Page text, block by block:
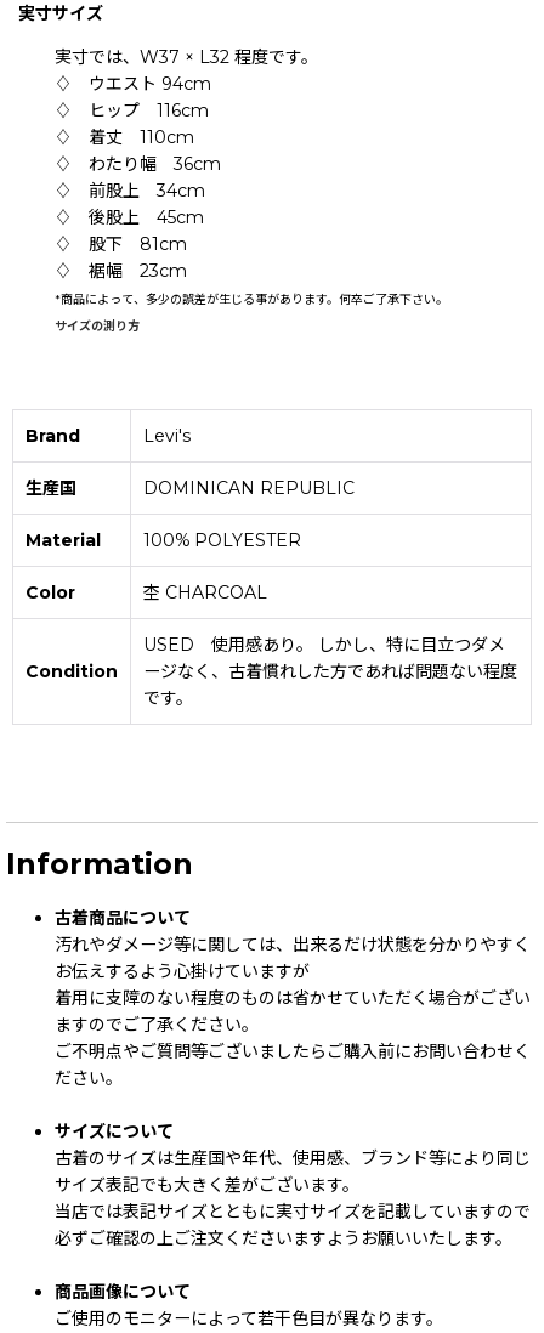
実寸サイズ
実寸では、W37 × L32 程度です。
♢ ウエスト 94cm
♢ ヒップ 116cm
♢ 着丈 110cm
♢ わたり幅 36cm
♢ 前股上 34cm
♢ 後股上 45cm
♢ 股下 81cm
♢ 裾幅 23cm
*商品によって、多少の誤差が生じる事があります。何卒ご了承下さい。
サイズの測り方
Brand Levi's
生産国 DOMINICAN REPUBLIC
Material 100% POLYESTER
Color 杢 CHARCOAL
Condition
USED 使用感あり。 しかし、特に目立つダメ
ージなく、古着慣れした方であれば問題ない程度
です。
Information
古着商品について
汚れやダメージ等に関しては、出来るだけ状態を分かりやすく
お伝えするよう心掛けていますが
着用に支障のない程度のものは省かせていただく場合がござい
ますのでご了承ください。
ご不明点やご質問等ございましたらご購入前にお問い合わせく
ださい。
サイズについて
古着のサイズは生産国や年代、使用感、ブランド等により同じ
サイズ表記でも大きく差がございます。
当店では表記サイズとともに実寸サイズを記載していますので
必ずご確認の上ご注文くださいますようお願いいたします。
商品画像について
ご使用のモニターによって若干色目が異なります。